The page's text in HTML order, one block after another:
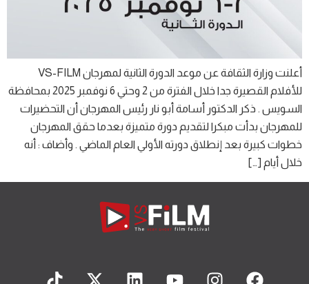
أعلنت وزارة الثقافة عن موعد الدورة الثانية لمهرجان VS-FILM
للأفلام القصيرة جدا خلال الفترة من 2 وحتي 6 نوفمبر 2025 بمحافظة
السويس . ذكر الدكتور أسامة أبو نار رئيس المهرجان أن التحضيرات
للمهرجان بدأت مبكرا لتقديم دورة متميزة بعدما حقق المهرجان
خطوات كبيرة بعد إنطلاق دورته الأولي العام الماضي . وأضاف : أنه
خلال أيام […]